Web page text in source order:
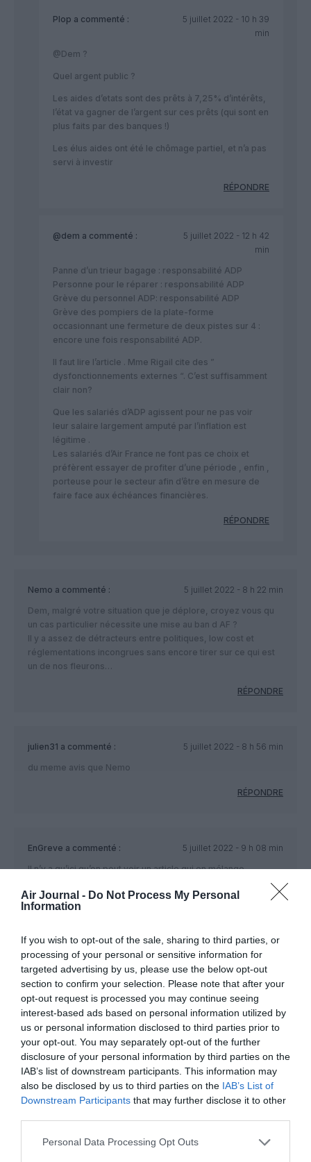
Air Journal - Do Not Process My Personal
Information
If you wish to opt-out of the sale, sharing to third parties, or
processing of your personal or sensitive information for
targeted advertising by us, please use the below opt-out
section to confirm your selection. Please note that after your
opt-out request is processed you may continue seeing
interest-based ads based on personal information utilized by
us or personal information disclosed to third parties prior to
your opt-out. You may separately opt-out of the further
disclosure of your personal information by third parties on the
IAB’s list of downstream participants. This information may
also be disclosed by us to third parties on the IAB’s List of
Downstream Participants that may further disclose it to other
Personal Data Processing Opt Outs
Plop a commenté :
5 juillet 2022 - 10 h 39
min
@Dem ?
Quel argent public ?
Les aides d’etats sont des prêts à 7,25% d’intérêts,
l’état va gagner de l’argent sur ces prêts (qui sont en
plus faits par des banques !)
Les élus aides ont été le chômage partiel, et n’a pas
servi à investir
RÉPONDRE
@dem a commenté :
5 juillet 2022 - 12 h 42
min
Panne d’un trieur bagage : responsabilité ADP
Personne pour le réparer : responsabilité ADP
Grève du personnel ADP: responsabilité ADP
Grève des pompiers de la plate-forme
occasionnant une fermeture de deux pistes sur 4 :
encore une fois responsabilité ADP.
Il faut lire l’article . Mme Rigail cite des ”
dysfonctionnements externes “. C’est suffisamment
clair non?
Que les salariés d’ADP agissent pour ne pas voir
leur salaire largement amputé par l’inflation est
légitime .
Les salariés d’Air France ne font pas ce choix et
préfèrent essayer de profiter d’une période , enfin ,
porteuse pour le secteur afin d’être en mesure de
faire face aux échéances financières.
RÉPONDRE
Nemo a commenté :
5 juillet 2022 - 8 h 22 min
Dem, malgré votre situation que je déplore, croyez vous qu
un cas particulier nécessite une mise au ban d AF ?
Il y a assez de détracteurs entre politiques, low cost et
réglementations incongrues sans encore tirer sur ce qui est
un de nos fleurons…
RÉPONDRE
julien31 a commenté :
5 juillet 2022 - 8 h 56 min
du meme avis que Nemo
RÉPONDRE
EnGreve a commenté :
5 juillet 2022 - 9 h 08 min
Il n’y a qu’ici qu’on peut voir un article qui en mélange
plusieurs d’un coup, c’est dommage, ça perd en lisibilité, ça
fait brouillon…
Salim a commenté :
5 juillet 2022 - 9 h 12 min
Bonjour
Je comprends pas , cette agressivité vis à vis de notre
compagnie !
Lorsqu une low cost traite avec mépris ses passagers, ne
paye pas de charges en France, fait travailler dans des
conditions lamentables sont personnels , cela laisse
indifférent !
C’est triste , lorsque notre compagnie aura disparu , certains